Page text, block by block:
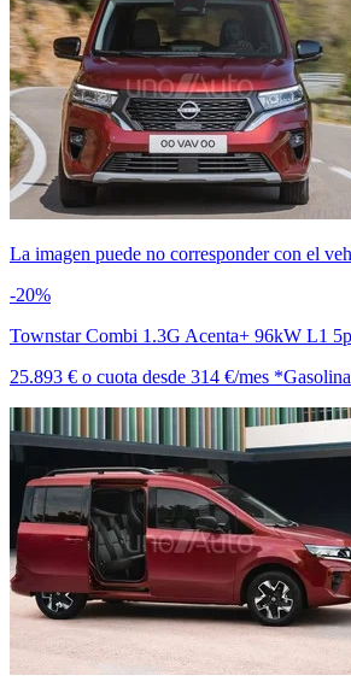
La imagen puede no corresponder con el
-20%
Townstar Combi 1.3G Acenta+ 96kW L1
25.893 € o cuota desde 314 €/mes *